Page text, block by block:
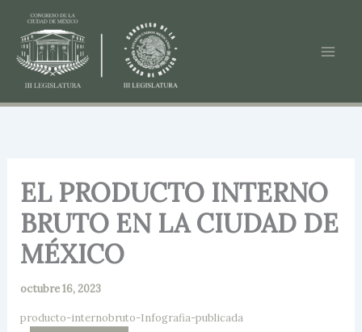
contenido
EL PRODUCTO INTERNO
BRUTO EN LA CIUDAD DE
MÉXICO
octubre 16, 2023
producto-internobruto-Infografia-publicada